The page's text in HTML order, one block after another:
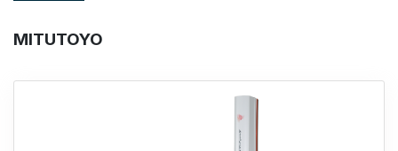
MITUTOYO